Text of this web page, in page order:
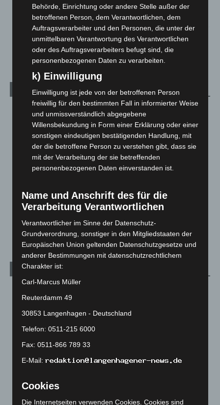
Zeugen
5. August 2026
Celle: Mensch stirbt bei Bagger-Unfall auf Baustelle
5. August 2026
Kategorien
Blaulicht
Corona-News
712
Hannover und Region
5.039
Langenhagen und Ortsteile
Leserbriefe
Über uns
Archiv
(139)
April 2026(99)
März 2026(115)
Behörde, Einrichtung oder andere Stelle außer der
betroffenen Person, dem Verantwortlichen, dem
Auftragsverarbeiter und den Personen, die unter der
unmittelbaren Verantwortung des Verantwortlichen
oder des Auftragsverarbeiters befugt sind, die
personenbezogenen Daten zu verarbeiten.
k) Einwilligung
Einwilligung ist jede von der betroffenen Person
freiwillig für den bestimmten Fall in informierter Weise
und unmissverständlich abgegebene
Willensbekundung in Form einer Erklärung oder einer
sonstigen eindeutigen bestätigenden Handlung, mit
der die betroffene Person zu verstehen gibt, dass sie
mit der Verarbeitung der sie betreffenden
personenbezogenen Daten einverstanden ist.
Name und Anschrift des für die
Verarbeitung Verantwortlichen
Verantwortlicher im Sinne der Datenschutz-
Grundverordnung, sonstiger in den Mitgliedstaaten der
Europäischen Union geltenden Datenschutzgesetze und
anderer Bestimmungen mit datenschutzrechtlichem
Charakter ist:
Carl-Marcus Müller
Reuterdamm 49
30853 Langenhagen - Deutschland
Telefon: 0511-215 6000
Fax: 0511-866 789 33
E-Mail:
Cookies
Die Internetseiten verwenden Cookies. Cookies sind